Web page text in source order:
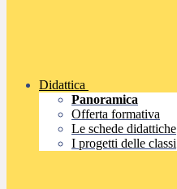
Didattica
Panoramica
Offerta formativa
Le schede didattiche
I progetti delle classi